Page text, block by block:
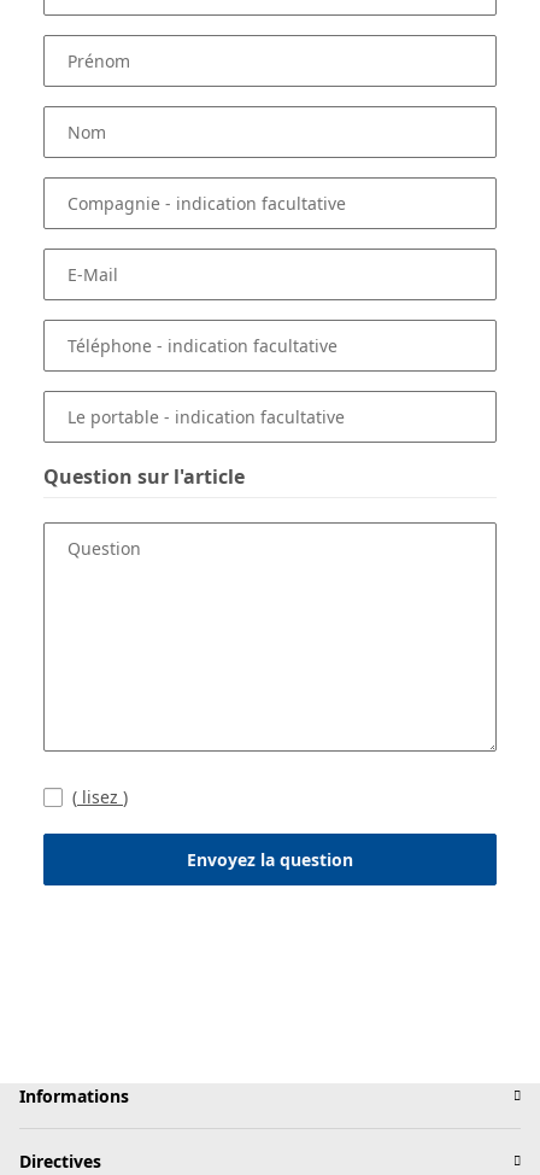
Prénom
Nom
Compagnie - indication facultative
E-Mail
Téléphone - indication facultative
Le portable - indication facultative
Question sur l'article
Question
( lisez )
Envoyez la question
Informations
Directives